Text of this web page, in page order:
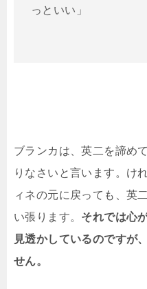
っといい」
ブランカは、英二を諦め
りなさいと言います。け
ィネの元に戻っても、英
い張ります。 それでは心
見透かしているのですが
せん。